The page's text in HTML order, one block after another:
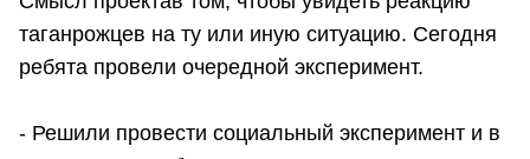
таганрожцев на ту или иную ситуацию. Сегодня
ребята провели очередной эксперимент.
- Решили провести социальный эксперимент и в